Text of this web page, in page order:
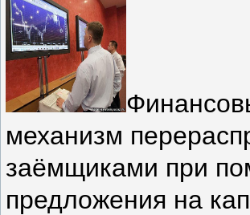
механизм
заёмщиками при
предложения на